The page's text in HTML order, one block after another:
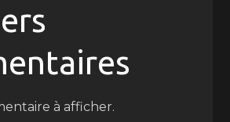
à afficher.